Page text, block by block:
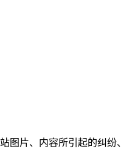
图片、内容所引起的纠纷、